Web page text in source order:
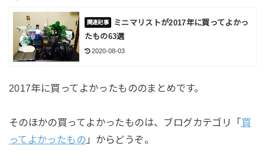
ミニマリストが2017年に買ってよかっ
たもの63選
2020-08-03
2017年に買ってよかったもののまとめです。
そのほかの買ってよかったものは、ブログカテゴリ「買
ってよかったもの 」からどうぞ。